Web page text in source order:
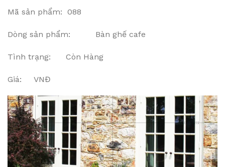
Mã sản phẩm: 088
Dòng sản phẩm: Bàn ghế cafe
Tình trạng: Còn Hàng
Giá: VNĐ